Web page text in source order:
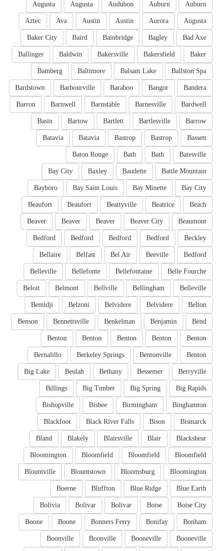
Auburn
Auburn
Audubon
Augusta
Augusta
Augusta
Aurora
Austin
Austin
Ava
Aztec
Bad Axe
Bagley
Bainbridge
Baird
Baker City
Baker
Bakersfield
Bakersville
Baldwin
Ballinger
Ballston Spa
Balsam Lake
Baltimore
Bamberg
Bandera
Bangor
Baraboo
Barbourville
Bardstown
Bardwell
Barnesville
Barnstable
Barnwell
Barron
Barrow
Bartlesville
Bartlett
Bartow
Basin
Bassett
Bastrop
Bastrop
Batavia
Batavia
Batesville
Bath
Bath
Baton Rouge
Battle Mountain
Baudette
Baxley
Bay City
Bay City
Bay Minette
Bay Saint Louis
Bayboro
Beach
Beatrice
Beattyville
Beaufort
Beaufort
Beaumont
Beaver City
Beaver
Beaver
Beaver
Beckley
Bedford
Bedford
Bedford
Bedford
Bedford
Beeville
Bel Air
Belfast
Bellaire
Belle Fourche
Bellefontaine
Bellefonte
Belleville
Belleville
Bellingham
Bellville
Belmont
Beloit
Belton
Belvidere
Belvidere
Belzoni
Bemidji
Bend
Benjamin
Benkelman
Bennettsville
Benson
Benton
Benton
Benton
Benton
Benton
Benton
Bentonville
Berkeley Springs
Bernalillo
Berryville
Bessemer
Bethany
Beulah
Big Lake
Big Rapids
Big Spring
Big Timber
Billings
Binghamton
Birmingham
Bisbee
Bishopville
Bismarck
Bison
Black River Falls
Blackfoot
Blackshear
Blair
Blairsville
Blakely
Bland
Bloomfield
Bloomfield
Bloomfield
Bloomington
Bloomington
Bloomsburg
Blountstown
Blountville
Blue Earth
Blue Ridge
Bluffton
Boerne
Boise City
Boise
Bolivar
Bolivar
Bolivia
Bonham
Bonifay
Bonners Ferry
Boone
Boone
Booneville
Booneville
Boonville
Boonville